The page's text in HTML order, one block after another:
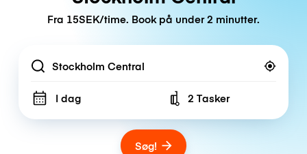
Fra 15SEK/time. Book på under 2 minutter.
Location
I dag Number of bags
2 Tasker
Søg!